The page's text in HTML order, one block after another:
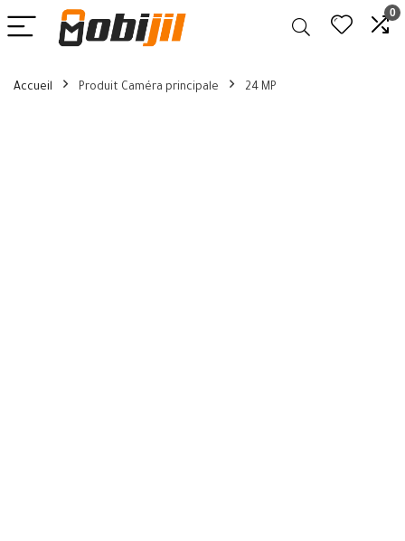
0
Accueil Produit Caméra principale 24 MP